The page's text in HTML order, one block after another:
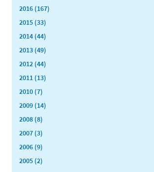
2016 (167)
2015 (33)
2014 (44)
2013 (49)
2012 (44)
2011 (13)
2010 (7)
2009 (14)
2008 (8)
2007 (3)
2006 (9)
2005 (2)